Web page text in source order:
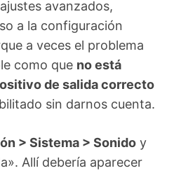
avanzados,
a la configuración
a veces el problema
como que no está
de salida correcto
sin darnos cuenta.
> Sistema > Sonido y
Allí debería aparecer